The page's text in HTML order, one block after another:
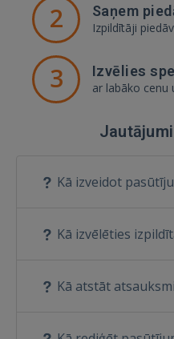
2 Saņem
Izpildītāji
3 Izvēlies
ar labāko cenu
Kā izveidot
Kā izvēlēties
Kā atstāt atsauksmi